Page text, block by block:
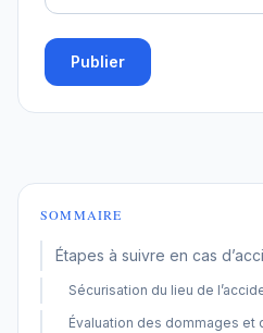
Publier
SOMMAIRE
Étapes à suivre en cas
Sécurisation du lieu de
Évaluation des dommages et